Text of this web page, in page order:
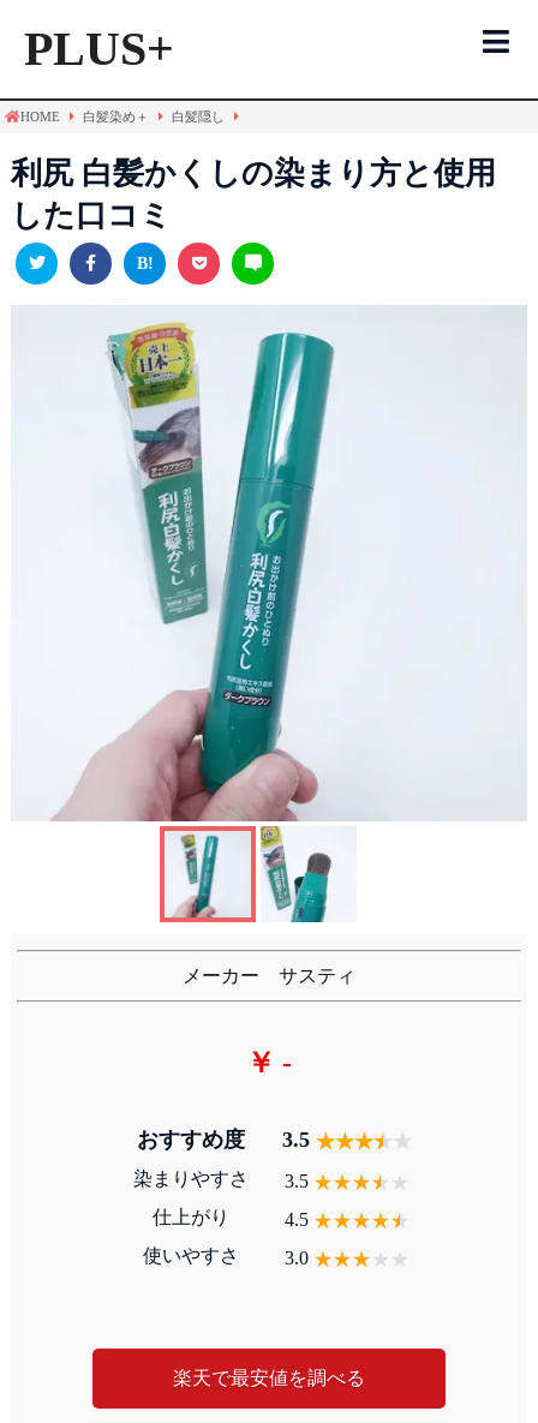
PLUS+
トリートメント
シャンプー
メンズ用
ヘアマニキュア
白髪隠し
HOME 白髪染め＋ 白髪隠し
利尻 白髪かくしの染まり方と使用
した口コミ
メーカー サスティ
￥ -
おすすめ度
染まりやすさ
仕上がり
使いやすさ
3.5
3.5
4.5
3.0
楽天で最安値を調べる